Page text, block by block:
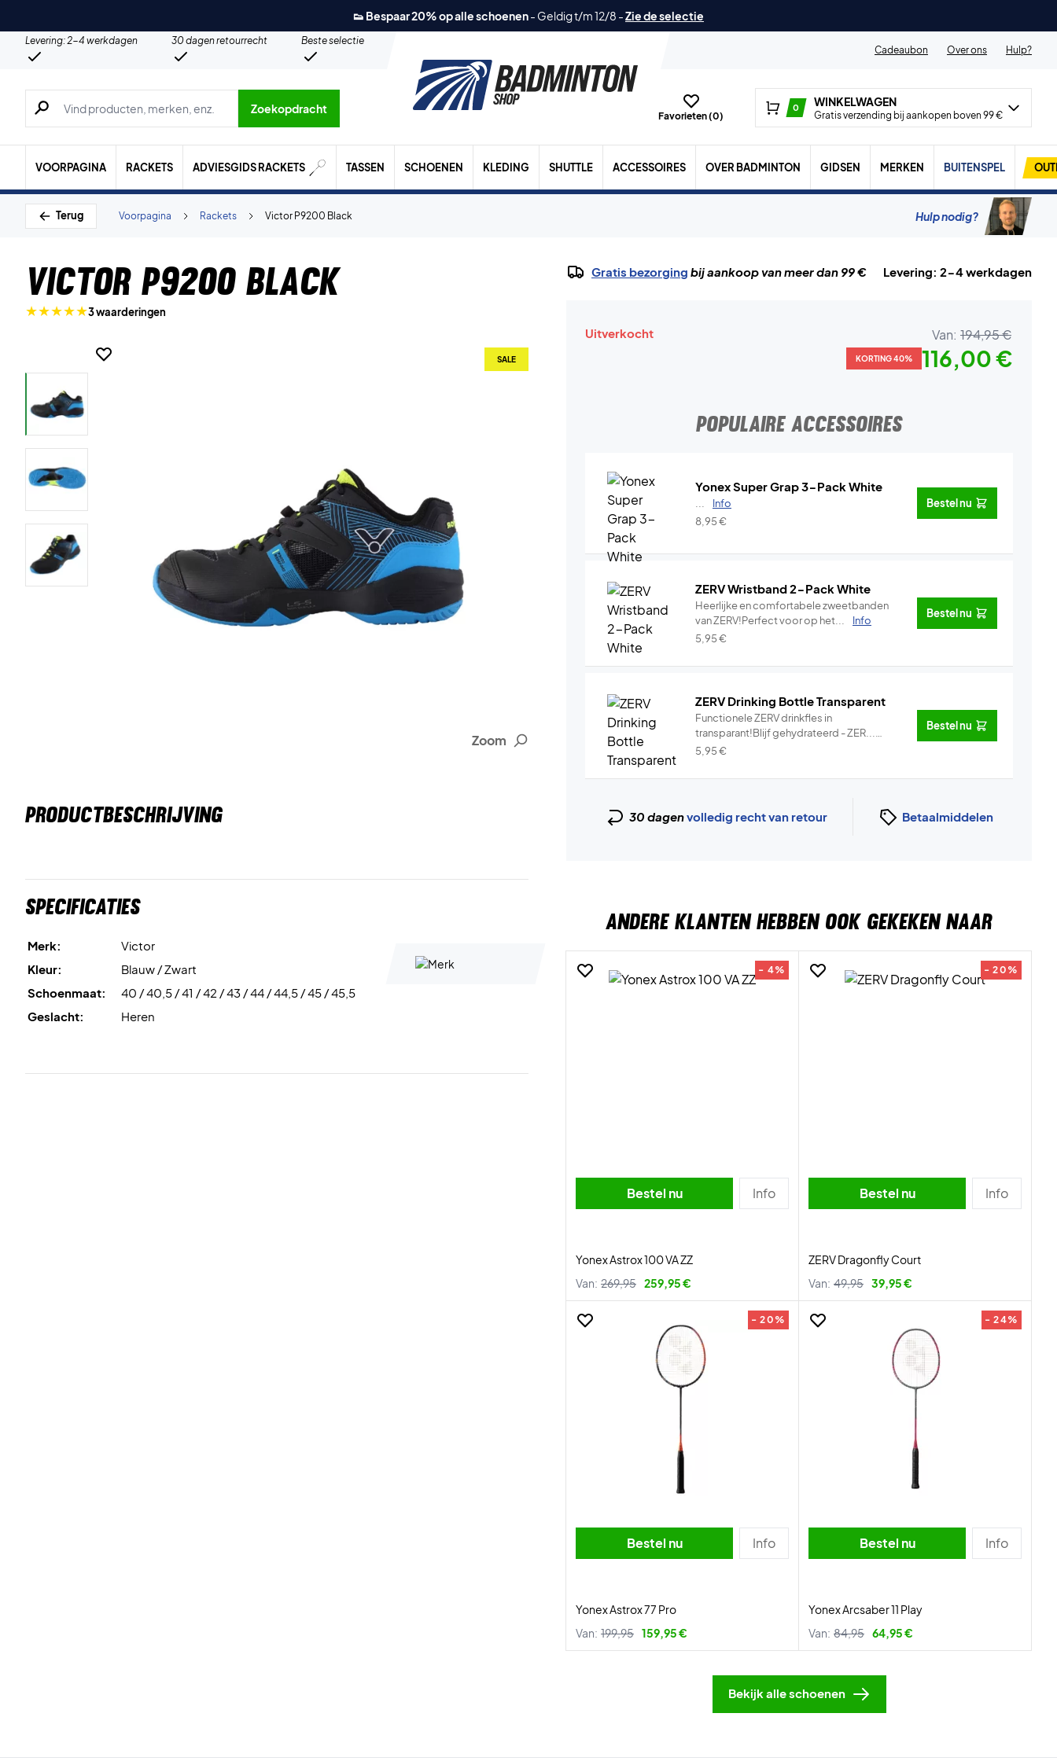
👟 Bespaar 20% op alle schoenen- Geldig t/m 12/8 -Zie de selectie
Levering: 2-4 werkdagen 30 dagen retourrecht
Beste selectie
Cadeaubon
Over ons Hulp?
Zoeken naar producten, merken etc.
Zoekopdracht
Favorieten (0)
0 WINKELWAGEN
Gratis verzending bij aankopen boven 99 €
VOORPAGINA RACKETS ADVIESGIDS RACKETS TASSEN SCHOENEN KLEDING SHUTTLE ACCESSOIRES OVER BADMINTON GIDSEN MERKEN BUITENSPEL
Terug Victor P9200 Black
Rackets
Voorpagina Hulp nodig?
Victor P9200 Black
3 waarderingen
Zoom
SALE
PRODUCTBESCHRIJVING
Specificaties
Merk:
Victor
Kleur:
Blauw / Zwart
Schoenmaat:
40 / 40,5 / 41 / 42 / 43 / 44 / 44,5 / 45 / 45,5
Geslacht:
Heren
Gratis bezorging bij aankoop van meer dan 99 € Levering: 2-4 werkdagen
Uitverkocht Van: 194,95 €
KORTING 40% 116,00 €
POPULAIRE ACCESSOIRES
Yonex Super Grap 3-Pack White
Info
8,95€
Bestel nu
ZERV Wristband 2-Pack White
Heerlijke en comfortabele zweetbanden
van ZERV!Perfect voor op het...
Info
5,95€
Bestel nu
ZERV Drinking Bottle Transparent
Functionele ZERV drinkfles in
transparant!Blijf gehydrateerd - ZER...
Info
5,95€
Bestel nu
30 dagenvolledig recht van retour Betaalmiddelen
ANDERE KLANTEN HEBBEN OOK GEKEKEN NAAR
- 4%
Bestel nu Info
Yonex Astrox 100 VA ZZ
Van: 269,95 259,95 €
- 20%
Bestel nu Info
ZERV Dragonfly Court
Van: 49,95 39,95 €
- 20%
Bestel nu Info
Yonex Astrox 77 Pro
Van: 199,95 159,95 €
- 24%
Bestel nu Info
Yonex Arcsaber 11 Play
Van: 84,95 64,95 €
Bekijk alle schoenen